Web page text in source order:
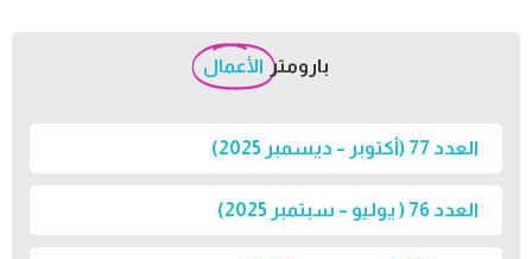
بارومتر الأعمال
العدد 77 (أكتوبر – ديسمبر 2025)
العدد 76 ( يوليو – سبتمبر 2025)